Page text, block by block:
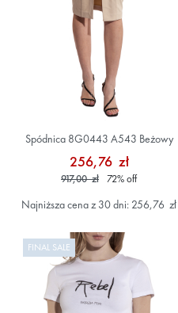
Spódnica 8G0443 A543 Beżowy
256,76 zł
917,00 zł 72%off
Najniższa cena z 30 dni: 256,76 zł
FINAL SALE